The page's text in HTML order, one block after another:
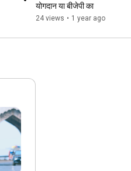
योगदान या बीजेपी का
24 views • 1 year ago